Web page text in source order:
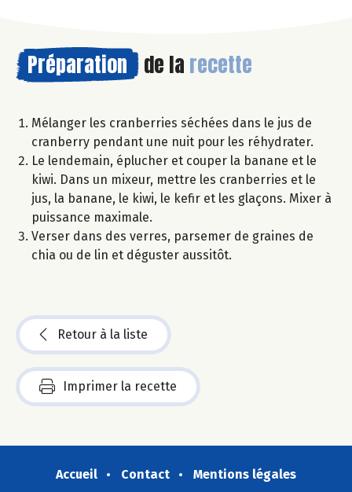
Préparation de la recette
Mélanger les cranberries séchées dans le jus de
cranberry pendant une nuit pour les réhydrater.
Le lendemain, éplucher et couper la banane et le
kiwi. Dans un mixeur, mettre les cranberries et le
jus, la banane, le kiwi, le kefir et les glaçons. Mixer à
puissance maximale.
Verser dans des verres, parsemer de graines de
chia ou de lin et déguster aussitôt.
Retour à la liste
Imprimer la recette
Accueil Contact
Mentions légales